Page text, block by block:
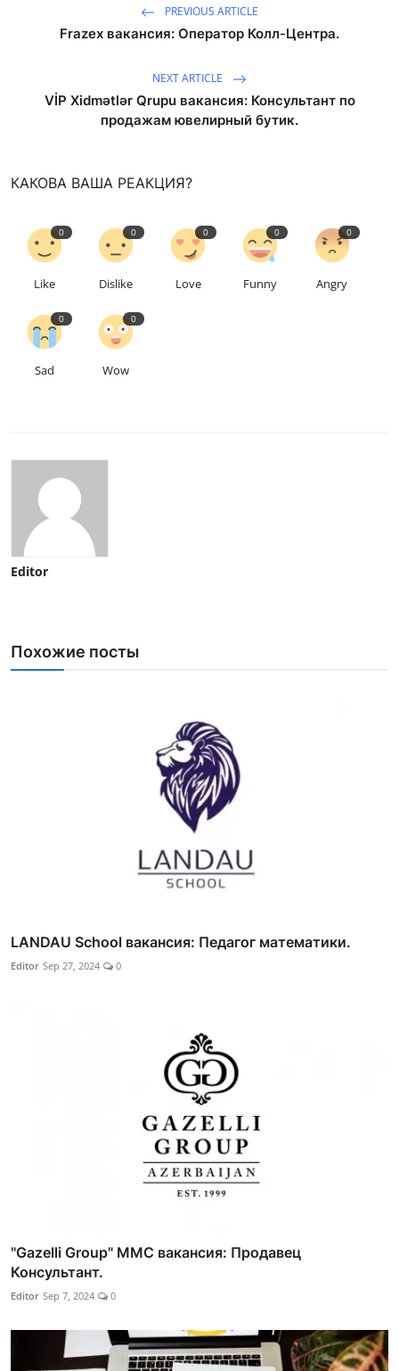
PREVIOUS ARTICLE
Frazex вакансия: Оператор Колл-Центра.
NEXT ARTICLE
VİP Xidmətlər Qrupu вакансия: Консультант по
продажам ювелирный бутик.
КАКОВА ВАША РЕАКЦИЯ?
0
Like
0
Dislike
0
Love
0
Funny
0
Angry
0
Sad
0
Wow
Editor
Похожие посты
LANDAU School вакансия: Педагог математики.
Editor Sep 27, 2024 0
"Gazelli Group" MMC вакансия: Продавец
Консультант.
Editor Sep 7, 2024 0